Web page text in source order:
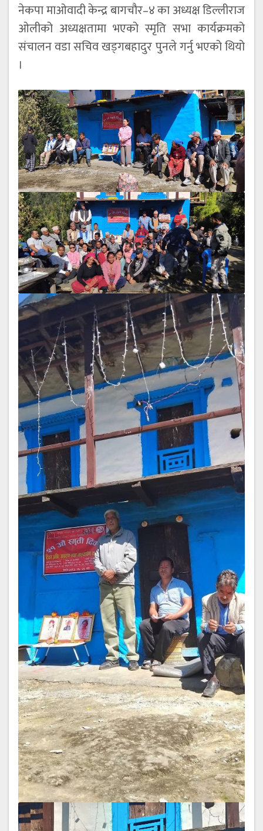
नेकपा माओवादी केन्द्र बागचौर–४ का अध्यक्ष डिल्लीराज
ओलीको अध्यक्षतामा भएको स्मृति सभा कार्यक्रमको
संचालन वडा सचिव खड्गबहादुर पुनले गर्नु भएको थियो
।